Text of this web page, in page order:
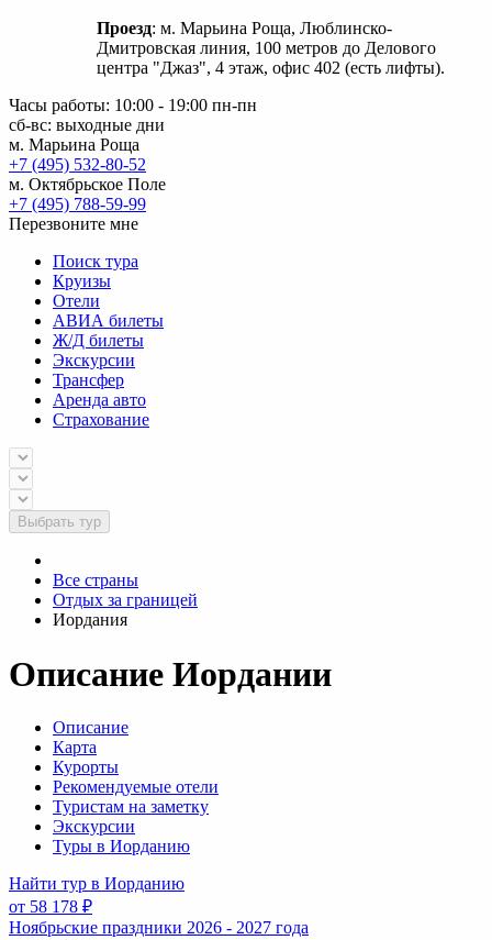
Проезд: м. Марьина Роща, Люблинско-
Дмитровская линия, 100 метров до Делового
центра "Джаз", 4 этаж, офис 402 (есть лифты).
Часы работы: 10:00 - 19:00 пн-пн
сб-вс: выходные дни
м. Марьина Роща
+7 (495) 532-80-52
м. Октябрьское Поле
+7 (495) 788-59-99
Перезвоните мне
Поиск тура
Круизы
Отели
АВИА билеты
Ж/Д билеты
Экскурсии
Трансфер
Аренда авто
Страхование
Выбрать тур
Все страны
Отдых за границей
Иордания
Описание Иордании
Описание
Карта
Курорты
Рекомендуемые отели
Туристам на заметку
Экскурсии
Туры в Иорданию
Найти тур в Иорданию
от 58 178 ₽
Ноябрьские праздники 2026 - 2027 года